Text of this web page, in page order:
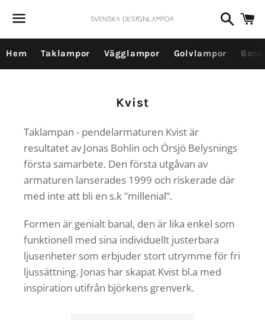
Sök
Hem Taklampor Vägglampor Golvlampor
Produktserie:
Kvist
Taklampan - pendelarmaturen Kvist är
resultatet av Jonas Bohlin och Örsjö Belysnings
första samarbete. Den första utgåvan av
armaturen lanserades 1999 och riskerade där
med inte att bli en s.k ”millenial”.
Formen är genialt banal, den är lika enkel som
funktionell med sina individuellt justerbara
ljusenheter som erbjuder stort utrymme för fri
ljussättning. Jonas har skapat Kvist bl.a med
inspiration utifrån björkens grenverk.